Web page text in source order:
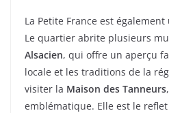
La Petite France est
Le quartier abrite plusieurs
Alsacien, qui offre un aperçu
locale et les traditions de la
visiter la Maison des Tanneurs
emblématique. Elle est le